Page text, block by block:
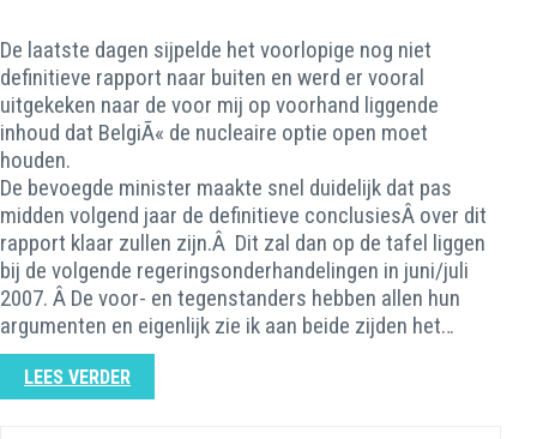
De laatste dagen sijpelde het voorlopige nog niet
definitieve rapport naar buiten en werd er vooral
uitgekeken naar de voor mij op voorhand liggende
inhoud dat BelgiÃ« de nucleaire optie open moet
houden.
De bevoegde minister maakte snel duidelijk dat pas
midden volgend jaar de definitieve conclusiesÂ over dit
rapport klaar zullen zijn.Â Dit zal dan op de tafel liggen
bij de volgende regeringsonderhandelingen in juni/juli
2007. Â De voor- en tegenstanders hebben allen hun
argumenten en eigenlijk zie ik aan beide zijden het…
LEES VERDER